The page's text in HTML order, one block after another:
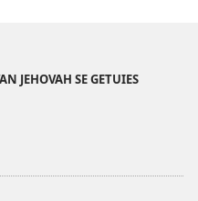
JEHOVAH SE GETUIES